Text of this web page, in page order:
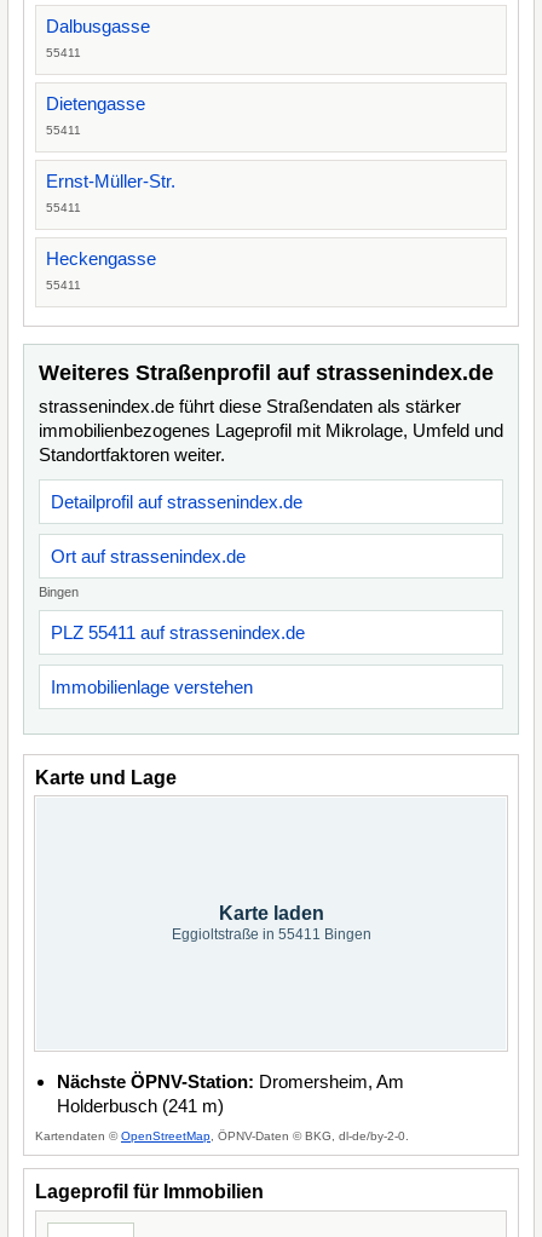
Dalbusgasse
55411
Dietengasse
55411
Ernst-Müller-Str.
55411
Heckengasse
55411
Weiteres Straßenprofil auf strassenindex.de
strassenindex.de führt diese Straßendaten als stärker
immobilienbezogenes Lageprofil mit Mikrolage, Umfeld und
Standortfaktoren weiter.
Detailprofil auf strassenindex.de
Ort auf strassenindex.de
Bingen
PLZ 55411 auf strassenindex.de
Immobilienlage verstehen
Karte und Lage
Karte laden
Eggioltstraße in 55411 Bingen
Nächste ÖPNV-Station: Dromersheim, Am
Holderbusch (241 m)
Kartendaten ©OpenStreetMap , ÖPNV-Daten © BKG, dl-de/by-2-0.
Lageprofil für Immobilien